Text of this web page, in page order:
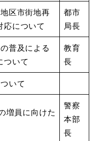
区市街地再
応について
都市
局長
普及による
ついて
教育
長
いて
員に向けた
警察
本部
長